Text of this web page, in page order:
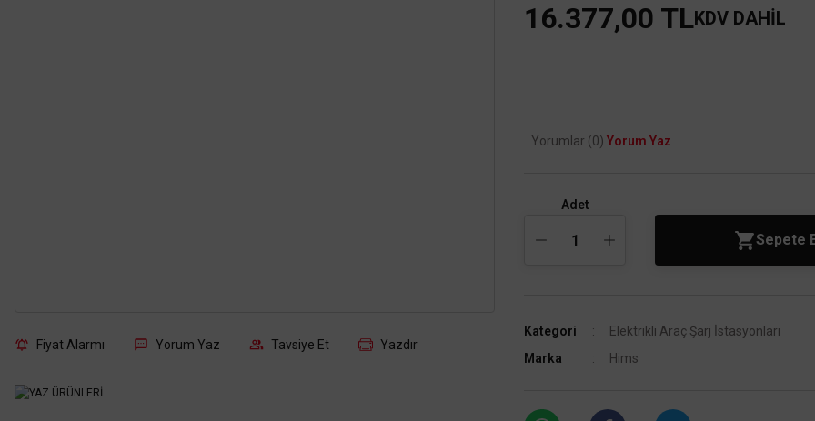
Fiyat Alarmı Yorum Yaz Tavsiye Et Yazdır
16.377,00 TLKDV DAHİL
Yorumlar (0) Yorum Yaz
Adet
Sepete
Kategori
Elektrikli Araç Şarj İstasyonları
Marka
Hims